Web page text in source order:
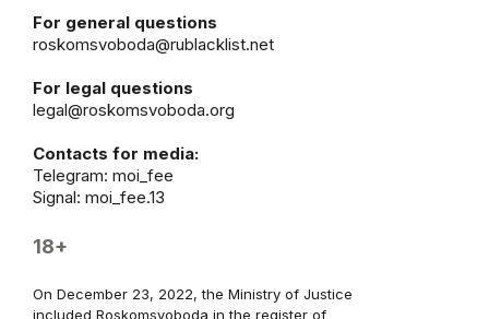
For general questions
roskomsvoboda@rublacklist.net
For legal questions
legal@roskomsvoboda.org
Contacts for media:
Telegram: moi_fee
Signal: moi_fee.13
18+
On December 23, 2022, the Ministry of Justice
included Roskomsvoboda in the register of